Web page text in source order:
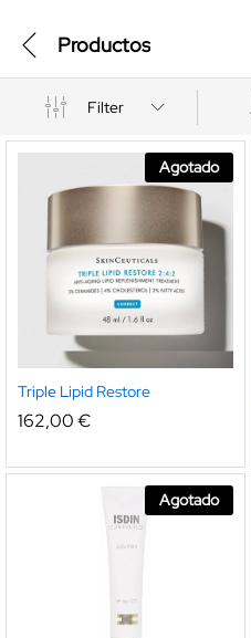
Productos
Filter
Agotado
Triple Lipid Restore
162,00€
Agotado